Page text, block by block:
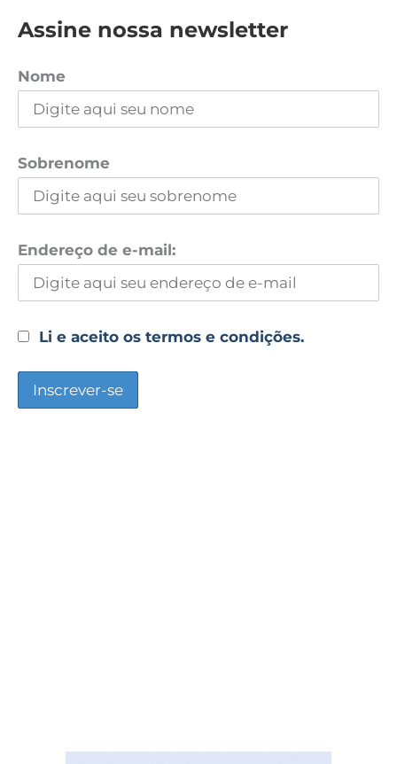
Assine nossa newsletter
Nome
Sobrenome
Endereço de e-mail:
Li e aceito os termos e condições.